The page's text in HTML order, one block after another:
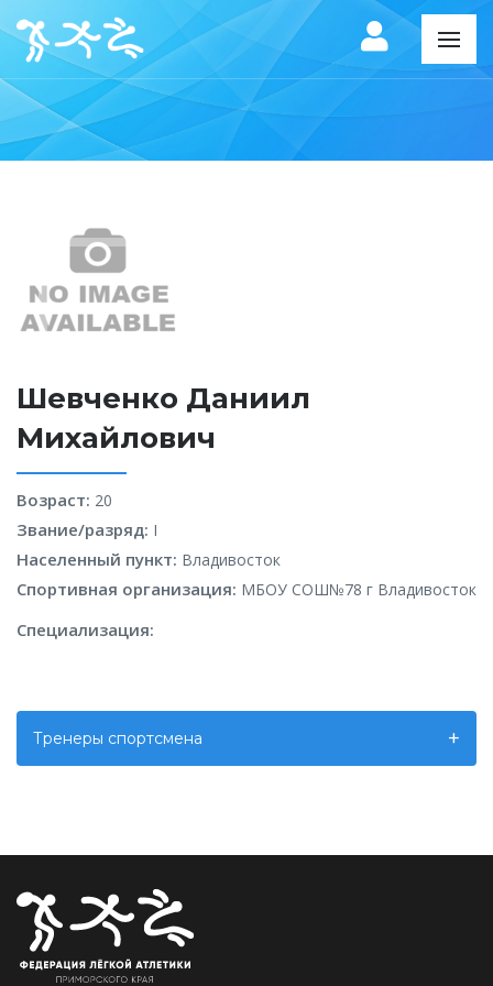
Шевченко Даниил
Михайлович
Возраст: 20
Звание/разряд: I
Населенный пункт: Владивосток
Спортивная организация: МБОУ СОШ№78 г Владивосток
Специализация:
Тренеры спортсмена